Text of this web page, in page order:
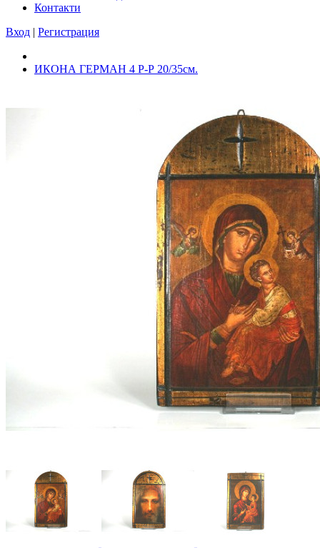
Контакти
Вход | Регистрация
ИКОНА ГЕРМАН 4 Р-Р 20/35см.